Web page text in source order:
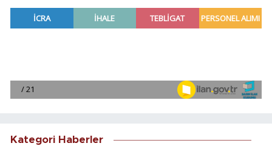
Kategori Haberler